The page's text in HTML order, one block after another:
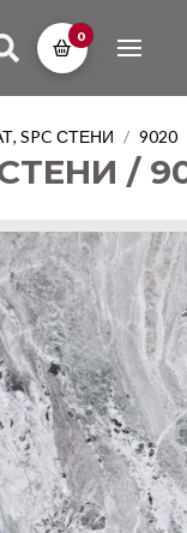
0
SPC СТЕНИ / 9020
СТЕНИ /